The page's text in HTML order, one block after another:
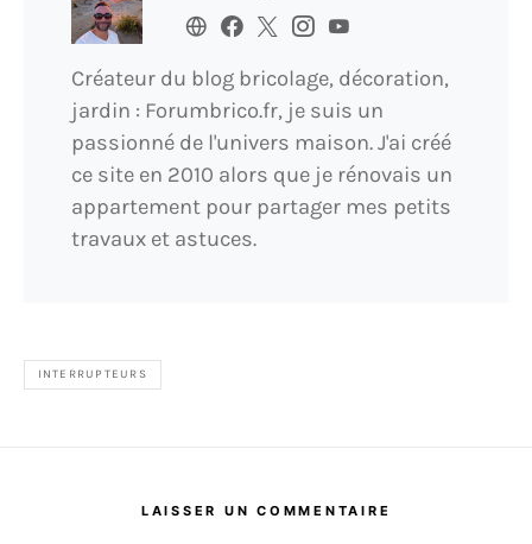
Créateur du blog bricolage, décoration,
jardin : Forumbrico.fr, je suis un
passionné de l'univers maison. J'ai créé
ce site en 2010 alors que je rénovais un
appartement pour partager mes petits
travaux et astuces.
INTERRUPTEURS
LAISSER UN COMMENTAIRE